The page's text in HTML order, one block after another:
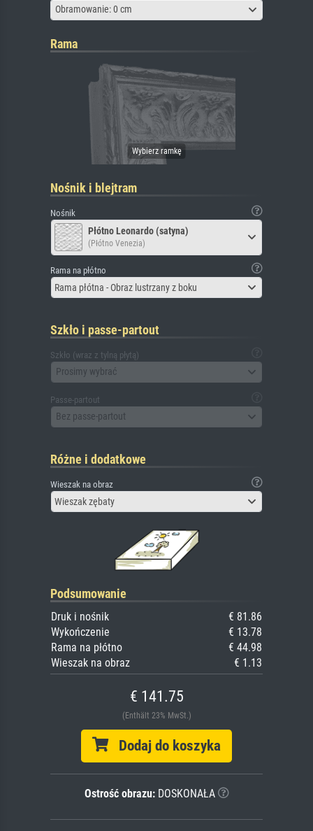
Obramowanie: 0 cm
Rama
Nośnik i blejtram
Nośnik
Płótno Leonardo (satyna)
(Płótno Venezia)
Rama na płótno
Rama płótna - Obraz lustrzany z boku
Szkło i passe-partout
Szkło (wraz z tylną płytą)
Prosimy wybrać
Passe-partout
Bez passe-partout
Różne i dodatkowe
Wieszak na obraz
Wieszak zębaty
Podsumowanie
Druk i nośnik
€ 81.86
Wykończenie
€ 13.78
Rama na płótno
€ 44.98
Wieszak na obraz
€ 1.13
€ 141.75
(Enthält 23% MwSt.)
Dodaj do koszyka
Ostrość obrazu:DOSKONAŁA